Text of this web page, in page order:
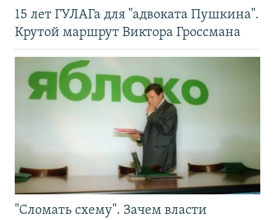
15 лет ГУЛАГа для "адвоката Пушкина".
Крутой маршрут Виктора Гроссмана
"Сломать схему". Зачем власти